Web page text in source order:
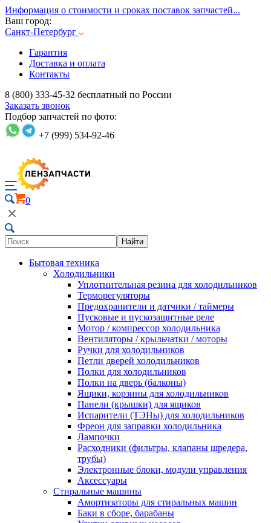
Информация о стоимости и сроках поставок запчастей...
Ваш город:
Санкт-Петербург
Гарантия
Доставка и оплата
Контакты
8 (800) 333-45-32 бесплатный по России
Заказать звонок
Подбор запчастей по фото:
+7 (999) 534-92-46
0
Найти
Бытовая техника
Холодильники
Уплотнительная резина для холодильников
Терморегуляторы
Предохранители и датчики / таймеры
Пусковые и пускозащитные реле
Мотор / компрессор холодильника
Вентиляторы / крыльчатки / моторы
Ручки для холодильников
Петли дверей холодильников
Полки для холодильников
Полки на дверь (балконы)
Ящики, корзины для холодильников
Панели (крышки) для ящиков
Испарители (ТЭНы) для холодильников
Фреон для заправки холодильника
Лампочки
Расходники (фильтры, клапаны шредера,
трубы)
Электронные блоки, модули управления
Аксессуары
Стиральные машины
Амортизаторы для стиральных машин
Баки в сборе, барабаны